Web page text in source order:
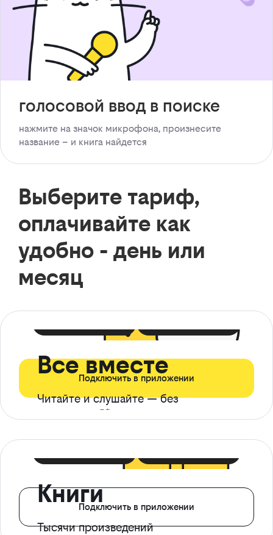
голосовой ввод в поиске
нажмите на значок микрофона, произнесите
название – и книга найдется
Выберите тариф,
оплачивайте как
удобно - день или
месяц
Все вместе
Читайте и слушайте — без
ограничений*
Подключить в приложении
Книги
Тысячи произведений
Подключить в приложении